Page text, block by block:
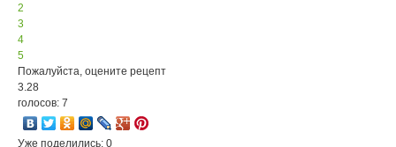
2
3
4
5
Пожалуйста, оцените рецепт
3.28
голосов: 7
Уже поделились: 0